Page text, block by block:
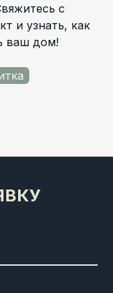
с
и узнать, как
ваш дом!